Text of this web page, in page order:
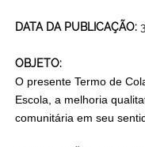
DATA DA PUBLICAÇÃO:
OBJETO:
O presente Termo de
Escola, a melhoria
comunitária em seu